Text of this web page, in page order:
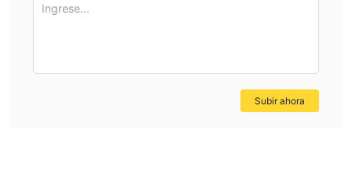
Ingrese...
Subir ahora